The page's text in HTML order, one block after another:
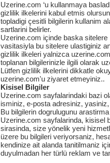
Uzerine.com ‘u kullanmaya
gizlilik ilkelerini kabul etmis
topladigi çesitli bilgilerin kullanim
sartlarini belirler.
Uzerine.com içinde baska
vasitasiyla bu sitelere ulastiginiz
gizlilik ilkeleri yalnizca
toplanan bilgilerinizle ilgili olarak
Lütfen gizlilik ilkelerini dikkatle
uzerine.com'u ziyaret etmeyiniz..
Kisisel Bilgiler
Uzerine.com sayfalarindaki bazi
isminiz, e-posta adresiniz,
Bu bilgilerin dogrulugunu
Uzerine.com sayfalarinda, kisisel
sirasinda, size yönelik yeni
üzere bu bilgileri veriyorsaniz,
kendinize ait alanda tanitilmaniz
duyulmadan her türlü reklam ve